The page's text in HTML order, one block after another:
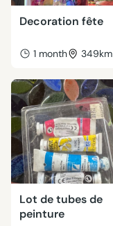
Decoration fête
1 month 349km
Lot de tubes de
peinture